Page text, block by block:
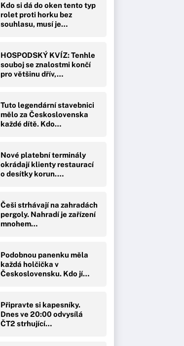
Kdo si dá do oken tento typ
rolet proti horku bez
souhlasu, musí je…
HOSPODSKÝ KVÍZ: Tenhle
souboj se znalostmi končí
pro většinu dřív,…
Tuto legendární stavebnici
mělo za Československa
každé dítě. Kdo…
Nové platební terminály
okrádají klienty restaurací
o desítky korun.…
Češi strhávají na zahradách
pergoly. Nahradí je zařízení
mnohem…
Podobnou panenku měla
každá holčička v
Československu. Kdo jí…
Připravte si kapesníky.
Dnes ve 20:00 odvysílá
ČT2 strhující…